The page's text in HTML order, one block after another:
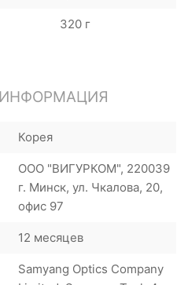
320 г
Корея
ООО "ВИГУРКОМ", 220039
г. Минск, ул. Чкалова, 20,
офис 97
12 месяцев
Samyang Optics Company